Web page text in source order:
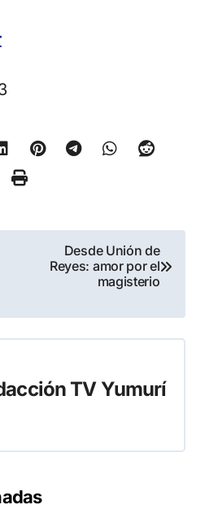
Desde Unión de
Reyes: amor por el
magisterio
TV Yumurí